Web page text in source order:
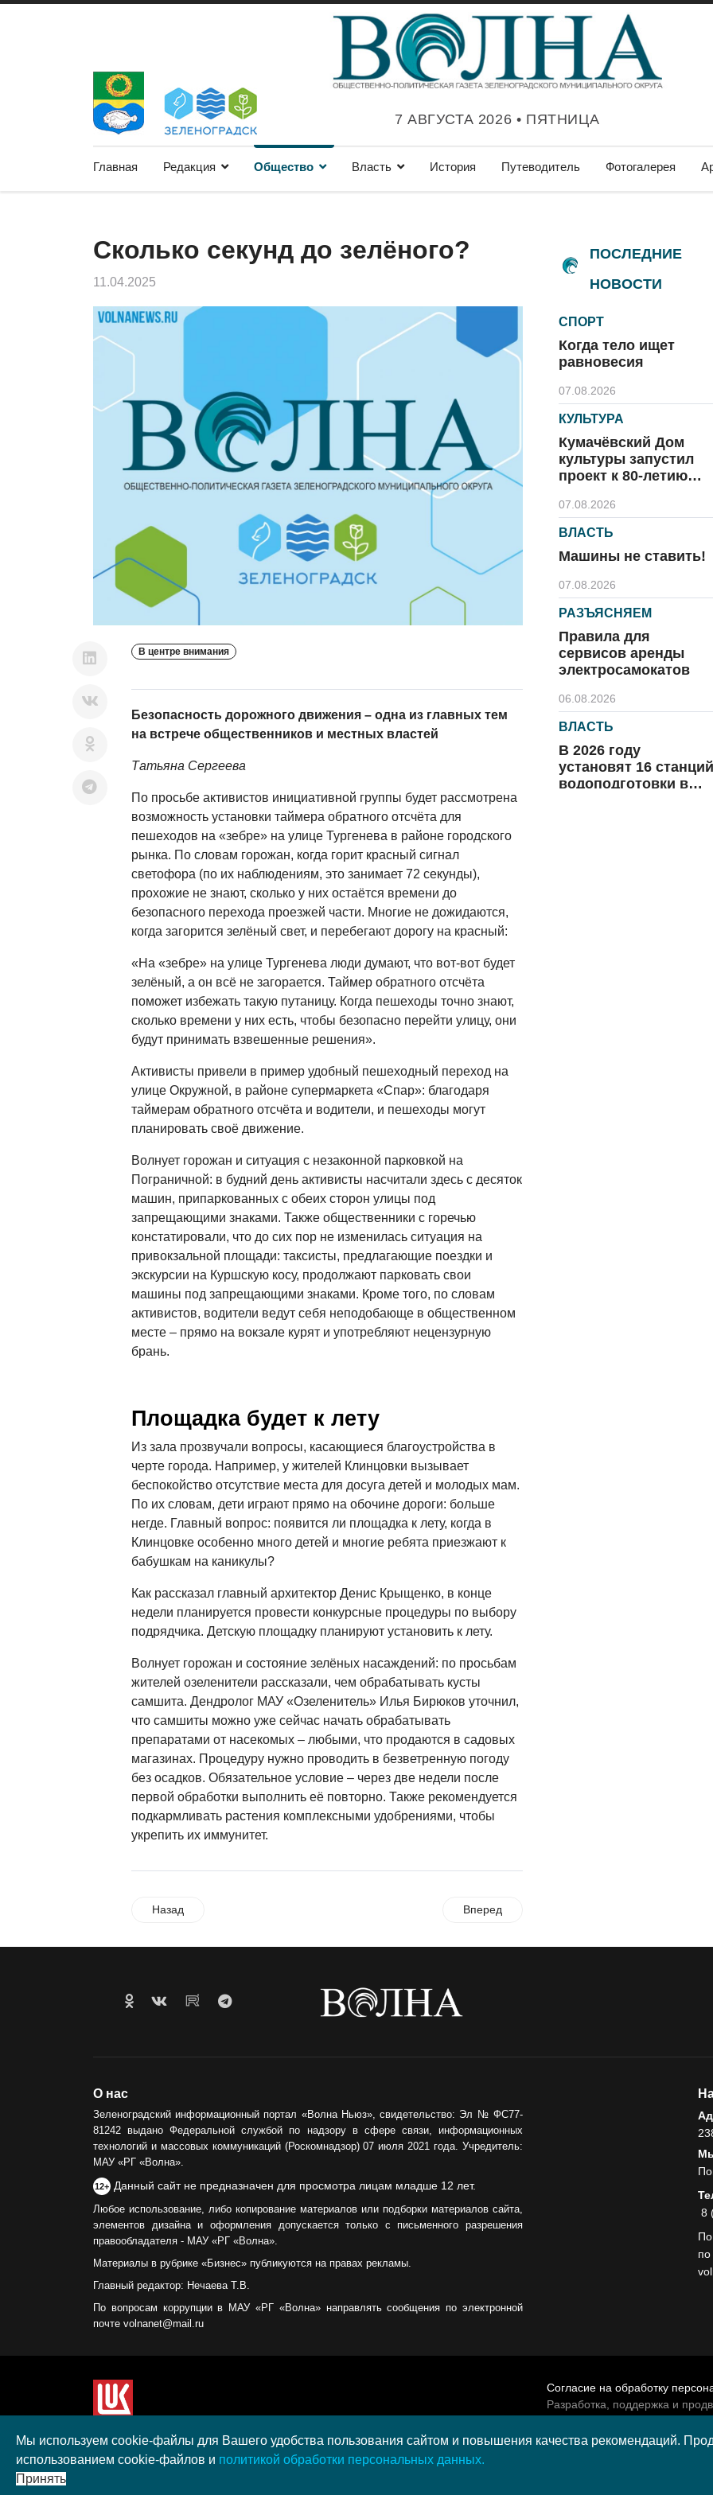
7 АВГУСТА 2026 • ПЯТНИЦА
Главная Редакция Общество Власть История Путеводитель Фотогалерея
Сколько секунд до зелёного?
11.04.2025
В центре внимания
Безопасность дорожного движения – одна из главных тем
на встрече общественников и местных властей
Татьяна Сергеева
По просьбе активистов инициативной группы будет рассмотрена
возможность установки таймера обратного отсчёта для
пешеходов на «зебре» на улице Тургенева в районе городского
рынка. По словам горожан, когда горит красный сигнал
светофора (по их наблюдениям, это занимает 72 секунды),
прохожие не знают, сколько у них остаётся времени до
безопасного перехода проезжей части. Многие не дожидаются,
когда загорится зелёный свет, и перебегают дорогу на красный:
«На «зебре» на улице Тургенева люди думают, что вот-вот будет
зелёный, а он всё не загорается. Таймер обратного отсчёта
поможет избежать такую путаницу. Когда пешеходы точно знают,
сколько времени у них есть, чтобы безопасно перейти улицу, они
будут принимать взвешенные решения».
Активисты привели в пример удобный пешеходный переход на
улице Окружной, в районе супермаркета «Спар»: благодаря
таймерам обратного отсчёта и водители, и пешеходы могут
планировать своё движение.
Волнует горожан и ситуация с незаконной парковкой на
Пограничной: в будний день активисты насчитали здесь с десяток
машин, припаркованных с обеих сторон улицы под
запрещающими знаками. Также общественники с горечью
констатировали, что до сих пор не изменилась ситуация на
привокзальной площади: таксисты, предлагающие поездки и
экскурсии на Куршскую косу, продолжают парковать свои
машины под запрещающими знаками. Кроме того, по словам
активистов, водители ведут себя неподобающе в общественном
месте – прямо на вокзале курят и употребляют нецензурную
брань.
Площадка будет к лету
Из зала прозвучали вопросы, касающиеся благоустройства в
черте города. Например, у жителей Клинцовки вызывает
беспокойство отсутствие места для досуга детей и молодых мам.
По их словам, дети играют прямо на обочине дороги: больше
негде. Главный вопрос: появится ли площадка к лету, когда в
Клинцовке особенно много детей и многие ребята приезжают к
бабушкам на каникулы?
Как рассказал главный архитектор Денис Крыщенко, в конце
недели планируется провести конкурсные процедуры по выбору
подрядчика. Детскую площадку планируют установить к лету.
Волнует горожан и состояние зелёных насаждений: по просьбам
жителей озеленители рассказали, чем обрабатывать кусты
самшита. Дендролог МАУ «Озеленитель» Илья Бирюков уточнил,
что самшиты можно уже сейчас начать обрабатывать
препаратами от насекомых – любыми, что продаются в садовых
магазинах. Процедуру нужно проводить в безветренную погоду
без осадков. Обязательное условие – через две недели после
первой обработки выполнить её повторно. Также рекомендуется
подкармливать растения комплексными удобрениями, чтобы
укрепить их иммунитет.
Назад Вперед
ПОСЛЕДНИЕ
НОВОСТИ
СПОРТ
Когда тело ищет
равновесия
07.08.2026
КУЛЬТУРА
Кумачёвский Дом
культуры запустил
проект к 80-летию
07.08.2026
ВЛАСТЬ
Машины не ставить!
07.08.2026
РАЗЪЯСНЯЕМ
Правила для
сервисов аренды
электросамокатов
06.08.2026
ВЛАСТЬ
В 2026 году
установят 16 станций
водоподготовки в
О нас
Зеленоградский информационный портал «Волна Ньюз», свидетельство: Эл № ФС77-
81242 выдано Федеральной службой по надзору в сфере связи, информационных
технологий и массовых коммуникаций (Роскомнадзор) 07 июля 2021 года. Учредитель:
МАУ «РГ «Волна».
12+ Данный сайт не предназначен для просмотра лицам младше 12 лет.
Любое использование, либо копирование материалов или подборки материалов сайта,
элементов дизайна и оформления допускается только с письменного разрешения
правообладателя - МАУ «РГ «Волна».
Материалы в рубрике «Бизнес» публикуются на правах рекламы.
Главный редактор: Нечаева Т.В.
По вопросам коррупции в МАУ «РГ «Волна» направлять сообщения по электронной
почте volnanet@mail.ru
8
Сайт создан при поддержке ООО "ЛУКОЙЛ-КМН" на средства гранта,
полученного в рамках XIII Конкурса социальных и культурных проектов ПАО
Согласие на обработку
Разработка, поддержка и
Мы используем cookie-файлы для Вашего удобства пользования сайтом и повышения качества рекомендаций.
использованием cookie-файлов и политикой обработки персональных данных.
Принять